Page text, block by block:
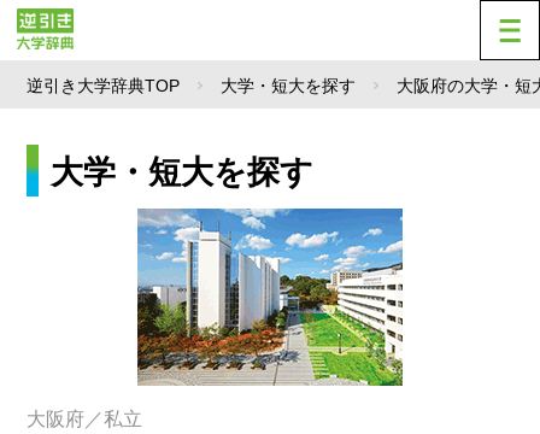
逆引き大学辞典TOP 大学・短大を探す 大阪府の大学・短
大学・短大を探す
大阪府／私立